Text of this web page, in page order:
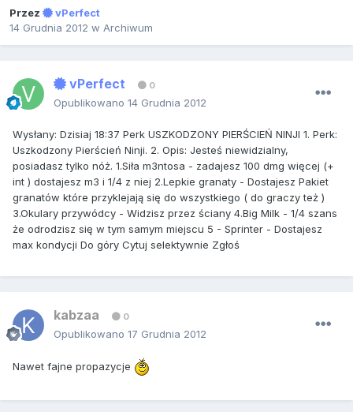
Przez
vPerfect
14 Grudnia 2012 w Archiwum
vPerfect 0
Opublikowano 14 Grudnia 2012
Wysłany: Dzisiaj 18:37 Perk USZKODZONY PIERŚCIEŃ NINJI 1. Perk:
Uszkodzony Pierścień Ninji. 2. Opis: Jesteś niewidzialny,
posiadasz tylko nóż. 1.Siła m3ntosa - zadajesz 100 dmg więcej (+
int ) dostajesz m3 i 1/4 z niej 2.Lepkie granaty - Dostajesz Pakiet
granatów które przyklejają się do wszystkiego ( do graczy też )
3.Okulary przywódcy - Widzisz przez ściany 4.Big Milk - 1/4 szans
że odrodzisz się w tym samym miejscu 5 - Sprinter - Dostajesz
max kondycji Do góry Cytuj selektywnie Zgłoś
kabzaa 0
Opublikowano 17 Grudnia 2012
Nawet fajne propazycje